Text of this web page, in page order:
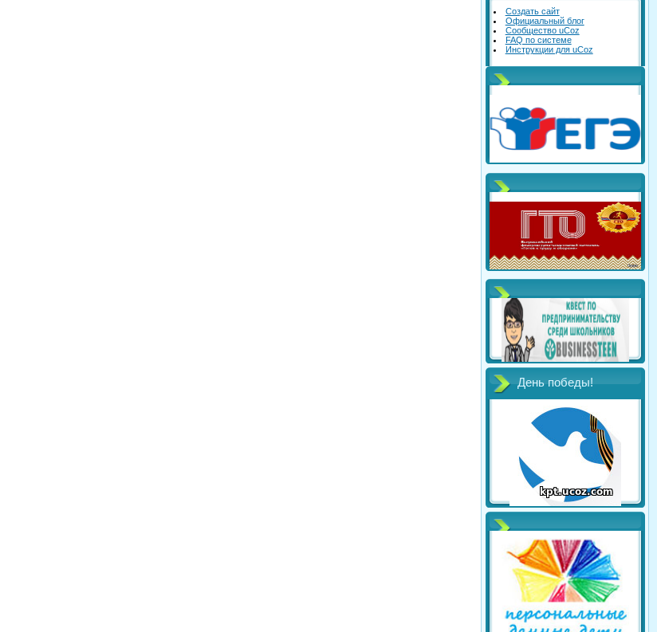
Создать сайт
Официальный блог
Сообщество uCoz
FAQ по системе
Инструкции для uCoz
День победы!